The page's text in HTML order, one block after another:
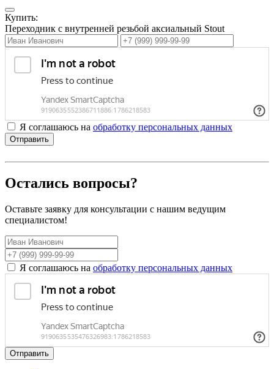
Купить:
Переходник с внутренней резьбой аксиальный Stout
Я соглашаюсь на обработку персональных данных
Отправить
Остались вопросы?
Оставьте заявку для консультации с нашим ведущим
специалистом!
Я соглашаюсь на обработку персональных данных
Отправить